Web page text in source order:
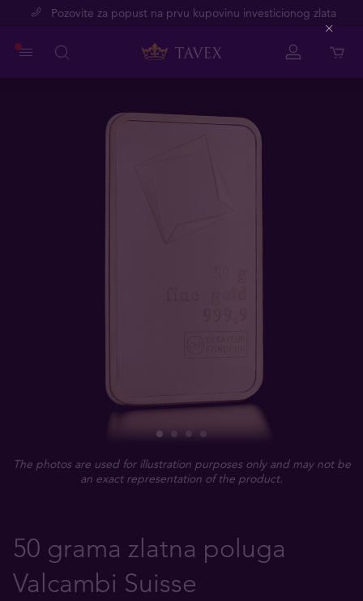
Pozovite za popust na prvu kupovinu investicionog zlata
The photos are used for illustration purposes only and may not be
an exact representation of the product.
50 grama zlatna poluga
Valcambi Suisse
Close